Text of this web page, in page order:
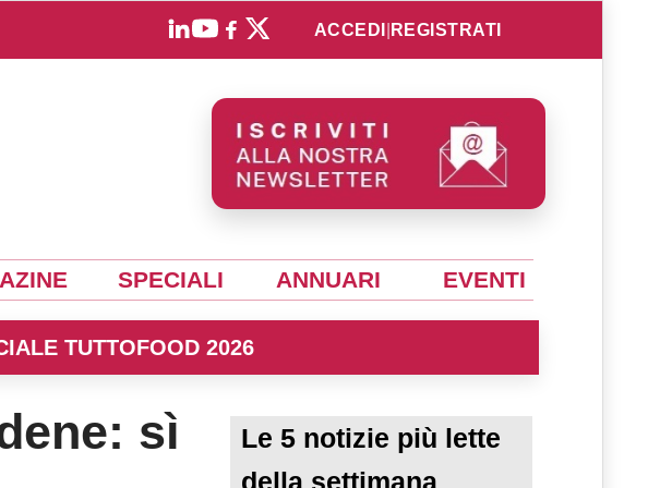
ACCEDI REGISTRATI
SPECIALI ANNUARI EVENTI
TUTTOFOOD 2026
sì
Le 5 notizie più lette
della settimana